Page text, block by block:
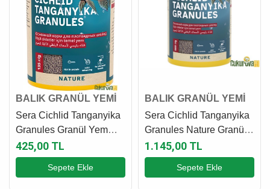
BALIK GRANÜL YEMİ
Sera Cichlid Tanganyika
Granules Granül Yem
250 Ml - 135 Gr
425,00 TL
Sepete Ekle
BALIK GRANÜL YEMİ
Sera Cichlid Tanganyika
Granules Nature Granül
Yem 1000 Ml - 565 Gr
1.145,00 TL
Sepete Ekle